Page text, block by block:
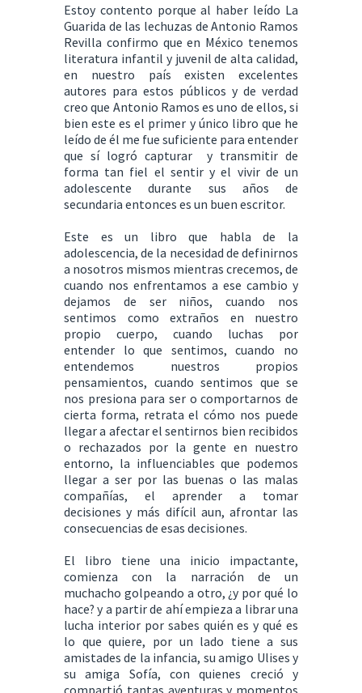
Estoy contento porque al haber leído La
Guarida de las lechuzas de Antonio Ramos
Revilla confirmo que en México tenemos
literatura infantil y juvenil de alta calidad,
en nuestro país existen excelentes
autores para estos públicos y de verdad
creo que Antonio Ramos es uno de ellos, si
bien este es el primer y único libro que he
leído de él me fue suficiente para entender
que sí logró capturar y transmitir de
forma tan fiel el sentir y el vivir de un
adolescente durante sus años de
secundaria entonces es un buen escritor.
Este es un libro que habla de la
adolescencia, de la necesidad de definirnos
a nosotros mismos mientras crecemos, de
cuando nos enfrentamos a ese cambio y
dejamos de ser niños, cuando nos
sentimos como extraños en nuestro
propio cuerpo, cuando luchas por
entender lo que sentimos, cuando no
entendemos nuestros propios
pensamientos, cuando sentimos que se
nos presiona para ser o comportarnos de
cierta forma, retrata el cómo nos puede
llegar a afectar el sentirnos bien recibidos
o rechazados por la gente en nuestro
entorno, la influenciables que podemos
llegar a ser por las buenas o las malas
compañías, el aprender a tomar
decisiones y más difícil aun, afrontar las
consecuencias de esas decisiones.
El libro tiene una inicio impactante,
comienza con la narración de un
muchacho golpeando a otro, ¿y por qué lo
hace? y a partir de ahí empieza a librar una
lucha interior por sabes quién es y qué es
lo que quiere, por un lado tiene a sus
amistades de la infancia, su amigo Ulises y
su amiga Sofía, con quienes creció y
compartió tantas aventuras y momentos